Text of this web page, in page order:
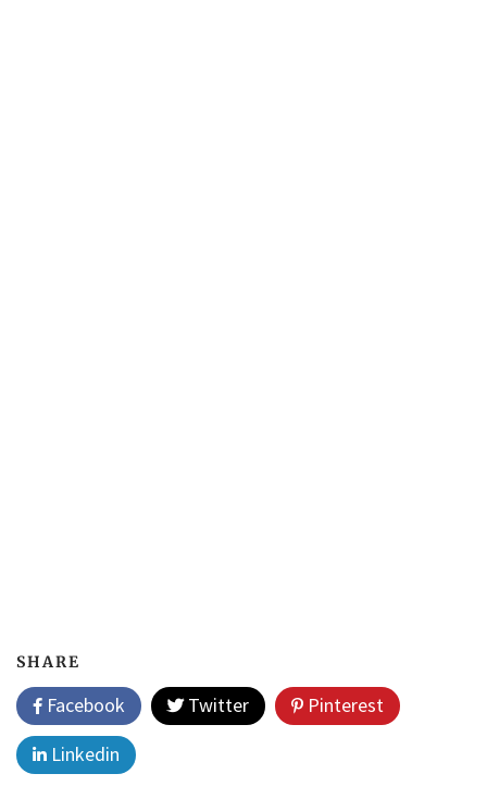
SHARE
Facebook Twitter
Pinterest
Linkedin